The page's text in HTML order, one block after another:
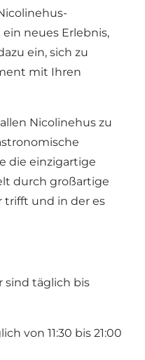
neues Erlebnis,
ein, sich zu
mit Ihren
Nicolinehus zu
die einzigartige
durch großartige
trifft und in der es
sind täglich bis
von 11:30 bis 21:00